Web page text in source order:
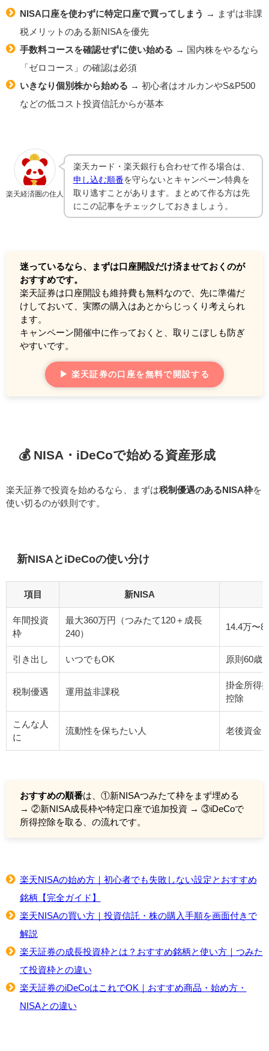
NISA口座を使わずに特定口座で買ってしまう
→ まずは非課
税メリットのある新NISAを優先
手数料コースを確認せずに使い始める → 国内株をやるなら
「ゼロコース」の確認は必須
いきなり個別株から始める → 初心者はオルカンやS&P500
などの低コスト投資信託からが基本
楽天経済圏の住人
楽天カード・楽天銀行も合わせて作る場合は、
申し込む順番を守らないとキャンペーン特典を
取り逃すことがあります。まとめて作る方は先
にこの記事をチェックしておきましょう。
迷っているなら、まずは口座開設だけ済ませておくのが
おすすめです。
楽天証券は口座開設も維持費も無料なので、先に準備だ
けしておいて、実際の購入はあとからじっくり考えられ
ます。
キャンペーン開催中に作っておくと、取りこぼしも防ぎ
やすいです。
▶ 楽天証券の口座を無料で開設する
💰 NISA・iDeCoで始める資産形成
楽天証券で投資を始めるなら、まずは税制優遇のあるNISA枠を
使い切るのが鉄則です。
新NISAとiDeCoの使い分け
項目 新NISA
年間投資
枠
最大360万円（つみたて120＋成長
240）
14.4万〜
引き出し いつでもOK 原則60歳
税制優遇 運用益非課税
掛金所得
控除
こんな人
に
流動性を保ちたい人 老後資金
おすすめの順番は、①新NISAつみたて枠をまず埋める
→ ②新NISA成長枠や特定口座で追加投資 → ③iDeCoで
所得控除を取る、の流れです。
楽天NISAの始め方｜初心者でも失敗しない設定とおすすめ
銘柄【完全ガイド】
楽天NISAの買い方｜投資信託・株の購入手順を画面付きで
解説
楽天証券の成長投資枠とは？おすすめ銘柄と使い方｜つみた
て投資枠との違い
楽天証券のiDeCoはこれでOK｜おすすめ商品・始め方・
NISAとの違い